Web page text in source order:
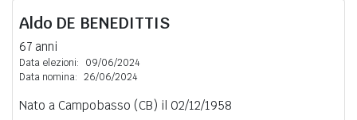
Aldo DE BENEDITTIS
67 anni
Data elezioni:
09/06/2024
Data nomina: 26/06/2024
Nato a Campobasso (CB) il 02/12/1958